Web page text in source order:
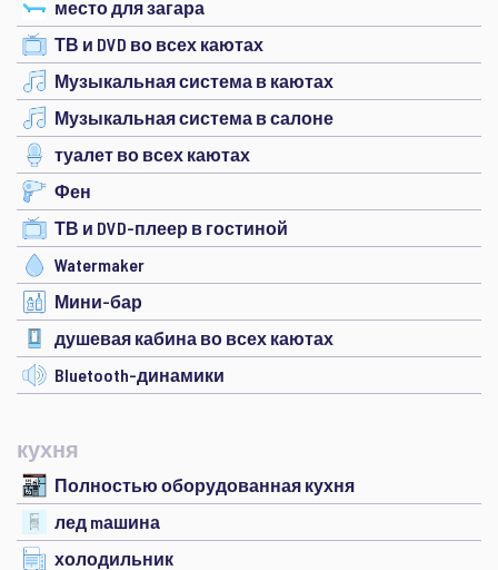
место для загара
ТВ и DVD во всех каютах
Музыкальная система в каютах
Музыкальная система в салоне
туалет во всех каютах
Фен
ТВ и DVD-плеер в гостиной
Watermaker
Мини-бар
душевая кабина во всех каютах
Bluetooth-динамики
кухня
Полностью оборудованная кухня
лед mашина
холодильник